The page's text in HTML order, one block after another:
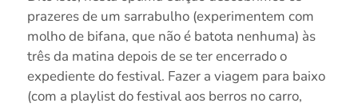
prazeres de um sarrabulho (experimentem com
molho de bifana, que não é batota nenhuma) às
três da matina depois de se ter encerrado o
expediente do festival. Fazer a viagem para baixo
(com a playlist do festival aos berros no carro,